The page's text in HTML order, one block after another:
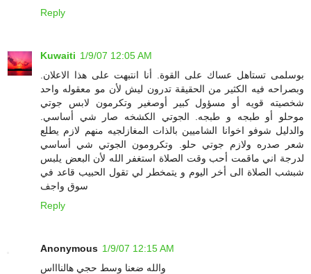
Reply
Kuwaiti 1/9/07 12:05 AM
بوسلمى تستاهل عساك على القوة. أنا انتبهت على هذا الاعلان.
وبصراحه فيه الكثير من الحقيقة تدرون ليش لأن مو معقوله واحد
شخصيته قويه أو مسؤول كبير أوصغير وتكرمون لابس جوتي
موحلو أو طبجه و طبجه. الجوتي الكشخه صار شي أساسي.
والدليل شوفو اخوانا الشاميين بالذات المغازلجيه منهم لازم يطلع
شعر صدره ولازم جوتي حلو. وتكرومون الجوتي شي أساسي
لدرجة اني ماقمت أحب وقت الصلاة استغفر الله لأن البعض يلبس
شبشب الصلاة الى أخر اليوم و يتمخطر لي تقول الحبيب قاعد في
سوق واجف
Reply
Anonymous 1/9/07 12:15 AM
والله ضعنا وسط حجي هالناااس